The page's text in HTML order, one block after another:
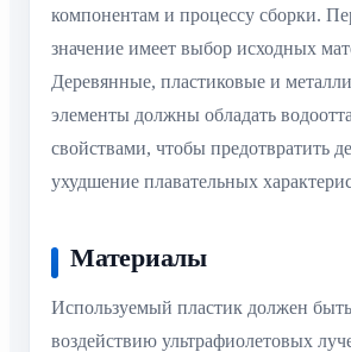
компонентам и процессу сборки.
значение имеет выбор исходных
Деревянные, пластиковые и
элементы должны обладать
свойствами, чтобы предотвратить
ухудшение плавательных
Материалы
Используемый пластик должен
воздействию ультрафиолетовых